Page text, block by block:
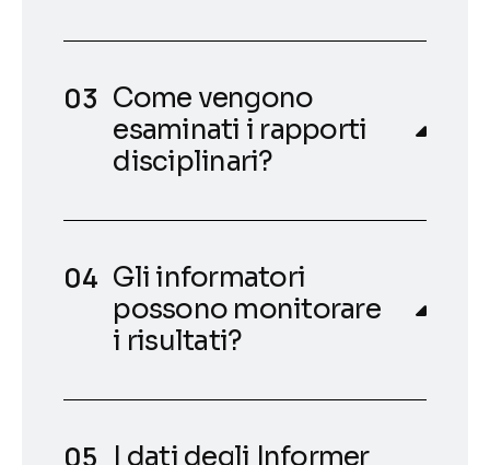
Come vengono
esaminati i rapporti
disciplinari?
Gli informatori
possono monitorare
i risultati?
I dati degli Informer